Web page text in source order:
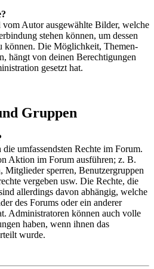
Autor ausgewählte Bilder, welche
stehen können, um dessen
können. Die Möglichkeit, Themen-
hängt von deinen Berechtigungen
gesetzt hat.
Gruppen
umfassendsten Rechte im Forum.
Aktion im Forum ausführen; z. B.
Mitglieder sperren, Benutzergruppen
vergeben usw. Die Rechte, die
allerdings davon abhängig, welche
des Forums oder ein anderer
Administratoren können auch volle
haben, wenn ihnen das
wurde.